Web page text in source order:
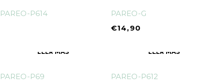
PAREO-P614
PAREO-G
€14,90
LEER MÁS
PAREO-P69
LEER MÁS
PAREO-P612